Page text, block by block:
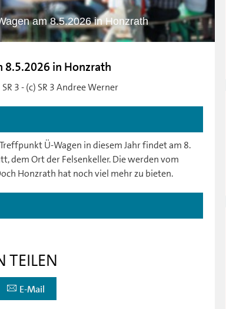
am 8.5.2026 in Honzrath
8.5.2026 in Honzrath
3 - (c) SR 3 Andree Werner
Ü-Wagen in diesem Jahr findet am 8.
dem Ort der Felsenkeller. Die werden vom
Honzrath hat noch viel mehr zu bieten.
TEILEN
E-Mail